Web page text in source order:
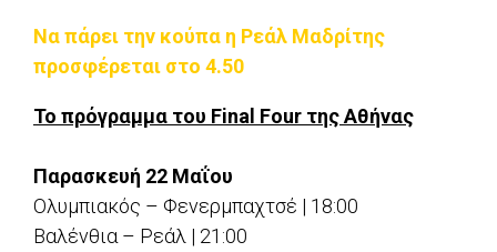
Να πάρει την κούπα η Ρεάλ Μαδρίτης
προσφέρεται στο 4.50
Το πρόγραμμα του Final Four της Αθήνας
Παρασκευή 22 Μαΐου
Ολυμπιακός – Φενερμπαχτσέ | 18:00
Βαλένθια – Ρεάλ | 21:00